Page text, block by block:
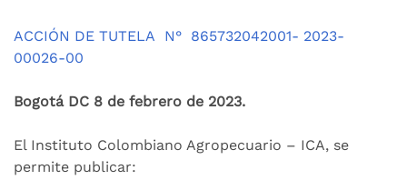
ACCIÓN DE TUTELA N° 865732042001- 2023-
00026-00
Bogotá DC 8 de febrero de 2023.
El Instituto Colombiano Agropecuario – ICA, se
permite publicar: